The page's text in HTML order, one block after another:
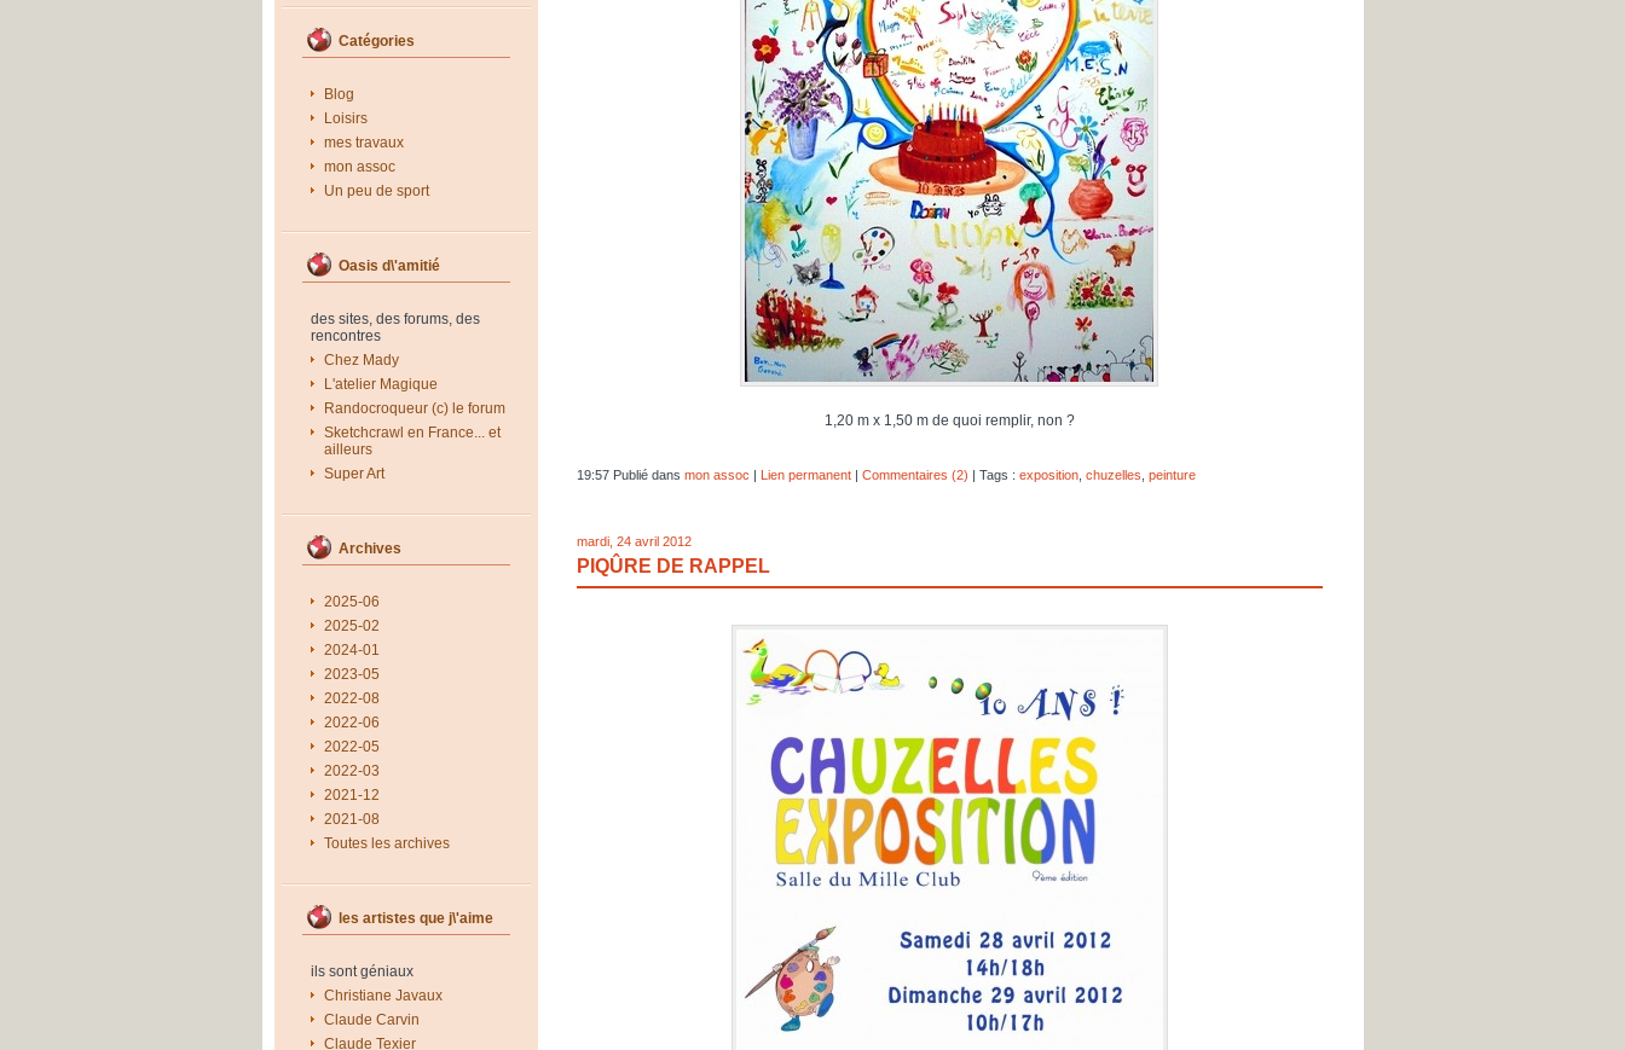
Catégories
Blog
Loisirs
mes travaux
mon assoc
Un peu de sport
Oasis d\'amitié
des sites, des forums, des
rencontres
Chez Mady
L'atelier Magique
Randocroqueur (c) le forum
Sketchcrawl en France... et
ailleurs
Super Art
Archives
2025-06
2025-02
2024-01
2023-05
2022-08
2022-06
2022-05
2022-03
2021-12
2021-08
Toutes les archives
les artistes que j\'aime
ils sont géniaux
Christiane Javaux
Claude Carvin
Claude Texier
1,20 m x 1,50 m de quoi remplir, non ?
19:57 Publié dans mon assoc | Lien permanent| Commentaires (2) | Tags : exposition, chuzelles peinture
mardi, 24 avril 2012
PIQÛRE DE RAPPEL